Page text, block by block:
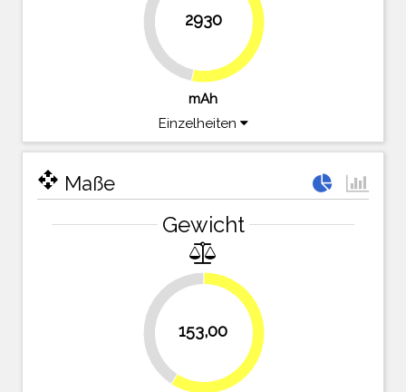
2930
53.3%
mAh
Einzelheiten
open_with Maße
Gewicht
153,00
40.9%
59.1%